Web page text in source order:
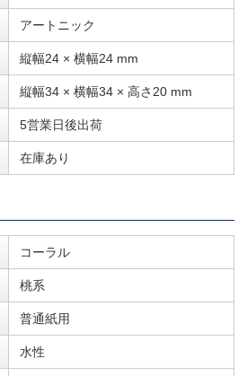
アートニック
縦幅24 × 横幅24 mm
縦幅34 × 横幅34 × 高さ20 mm
5営業日後出荷
在庫あり
コーラル
桃系
普通紙用
水性